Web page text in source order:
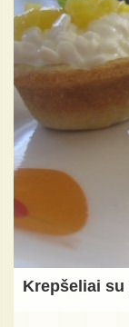
Krepšeliai